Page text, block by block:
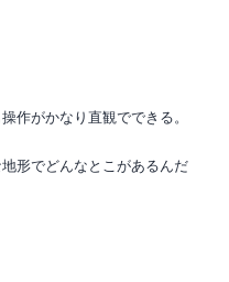
作がかなり直観でできる。
形でどんなとこがあるんだ